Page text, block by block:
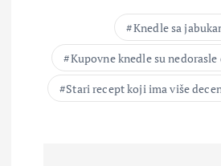
Knedle sa
Kupovne knedle su
Stari recept koji ima više